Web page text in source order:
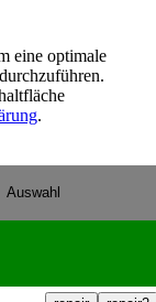
eine optimale
.
Auswahl